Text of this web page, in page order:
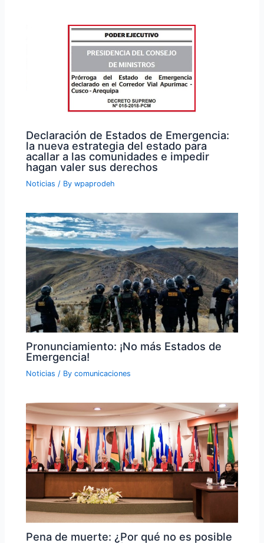
Declaración de Estados de Emergencia:
la nueva estrategia del estado para
acallar a las comunidades e impedir
hagan valer sus derechos
Noticias / Bywpaprodeh
Pronunciamiento: ¡No más Estados de
Emergencia!
Noticias / Bycomunicaciones
Pena de muerte: ¿Por qué no es posible